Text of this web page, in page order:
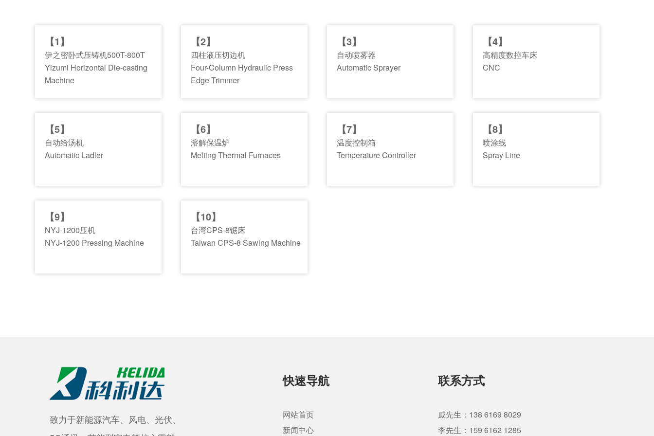
【1】
伊之密卧式压铸机500T-800T
Yizumi Horizontal Die-casting
Machine
【2】
四柱液压切边机
Four-Column Hydraulic Press
Edge Trimmer
【3】
自动喷雾器
Automatic Sprayer
【4】
高精度数控车床
CNC
【5】
自动给汤机
Automatic Ladler
【6】
溶解保温炉
Melting Thermal Furnaces
【7】
温度控制箱
Temperature Controller
【8】
喷涂线
Spray Line
【9】
NYJ-1200压机
NYJ-1200 Pressing Machine
【10】
台湾CPS-8锯床
Taiwan CPS-8 Sawing Machine
致力于新能源汽车、风电、光伏、
快速导航
网站首页
新闻中心
联系方式
戚先生：138 6169 8029
李先生：159 6162 1285